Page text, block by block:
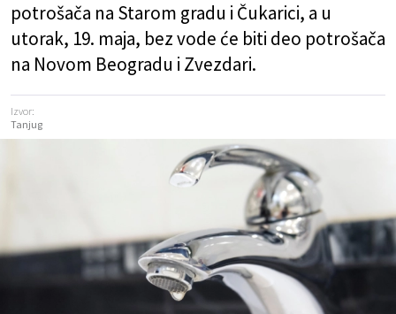
potrošača na Starom gradu i Čukarici, a u
utorak, 19. maja, bez vode će biti deo potrošača
na Novom Beogradu i Zvezdari.
Izvor:
Tanjug